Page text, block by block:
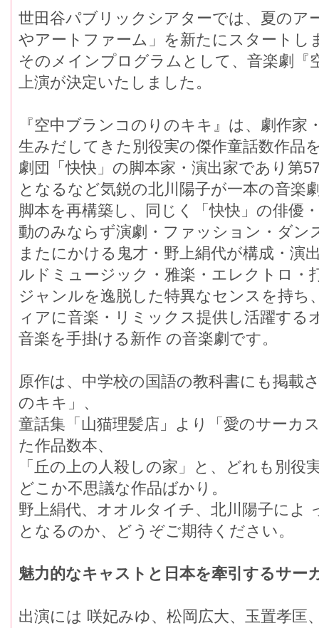
世田谷パブリックシアターでは、夏のア
やアートファーム」を新たにスタートし
そのメインプログラムとして、音楽劇『
上演が決定いたしました。
『空中ブランコのりのキキ』は、劇作家
生みだしてきた別役実の傑作童話数作品
劇団「快快」の脚本家・演出家であり第
となるなど気鋭の北川陽子が一本の音楽
脚本を再構築し、同じく「快快」の俳優
動のみならず演劇・ファッション・ダン
またにかける鬼才・野上絹代が構成・演
ルドミュージック・雅楽・エレクトロ・
ジャンルを逸脱した特異なセンスを持ち
ィアに音楽・リミックス提供し活躍する
音楽を手掛ける新作 の音楽劇です。
原作は、中学校の国語の教科書にも掲載
のキキ」、
童話集「山猫理髪店」より「愛のサーカ
た作品数本、
「丘の上の人殺しの家」と、どれも別役
どこか不思議な作品ばかり。
野上絹代、オオルタイチ、北川陽子によ
となるのか、どうぞご期待ください。
魅力的なキャストと日本を牽引するサー
出演には 咲妃みゆ、松岡広大、玉置孝匡